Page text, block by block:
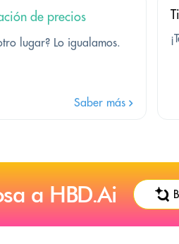
de precios
lugar? Lo igualamos.
Saber más
a HBD.Ai